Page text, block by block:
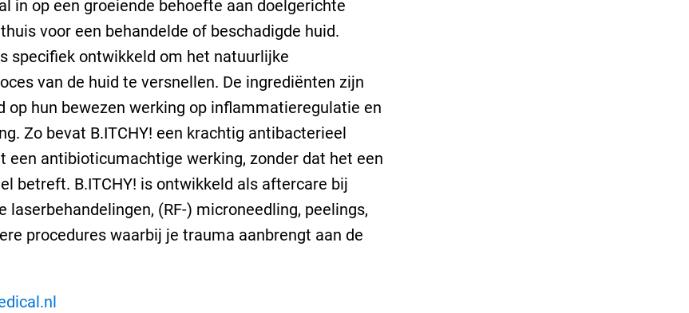
in op een groeiende behoefte aan doelgerichte
voor een behandelde of beschadigde huid.
specifiek ontwikkeld om het natuurlijke
van de huid te versnellen. De ingrediënten zijn
op hun bewezen werking op inflammatieregulatie en
Zo bevat B.ITCHY! een krachtig antibacterieel
een antibioticumachtige werking, zonder dat het een
betreft. B.ITCHY! is ontwikkeld als aftercare bij
laserbehandelingen, (RF-) microneedling, peelings,
procedures waarbij je trauma aanbrengt aan de